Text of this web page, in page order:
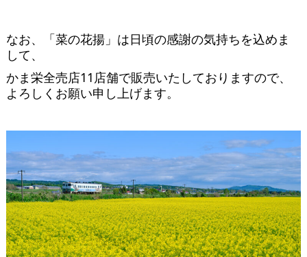
なお、「菜の花揚」は日頃の感謝の気持ちを込めま
して、
かま栄全売店11店舗で販売いたしておりますので、
よろしくお願い申し上げます。